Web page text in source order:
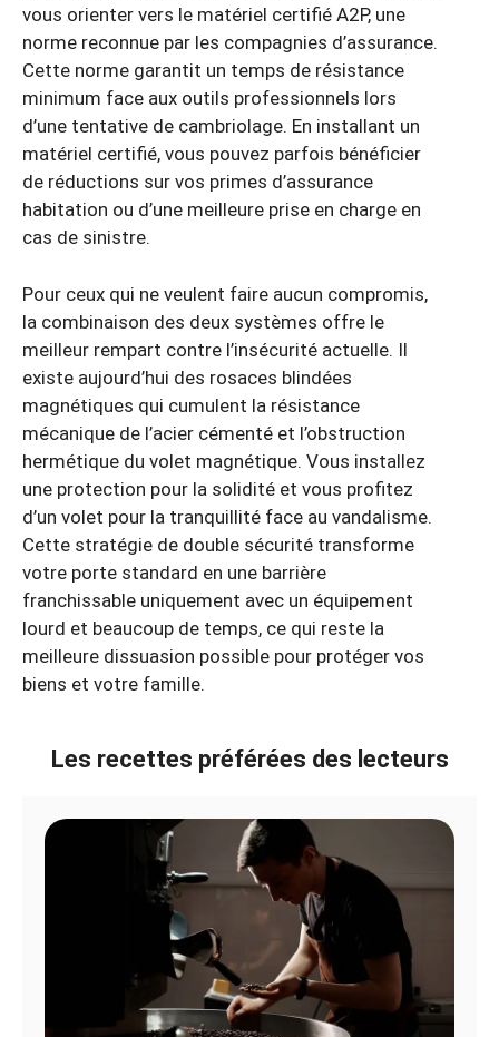
vous orienter vers le matériel certifié A2P, une
norme reconnue par les compagnies d’assurance.
Cette norme garantit un temps de résistance
minimum face aux outils professionnels lors
d’une tentative de cambriolage. En installant un
matériel certifié, vous pouvez parfois bénéficier
de réductions sur vos primes d’assurance
habitation ou d’une meilleure prise en charge en
cas de sinistre.
Pour ceux qui ne veulent faire aucun compromis,
la combinaison des deux systèmes offre le
meilleur rempart contre l’insécurité actuelle. Il
existe aujourd’hui des rosaces blindées
magnétiques qui cumulent la résistance
mécanique de l’acier cémenté et l’obstruction
hermétique du volet magnétique. Vous installez
une protection pour la solidité et vous profitez
d’un volet pour la tranquillité face au vandalisme.
Cette stratégie de double sécurité transforme
votre porte standard en une barrière
franchissable uniquement avec un équipement
lourd et beaucoup de temps, ce qui reste la
meilleure dissuasion possible pour protéger vos
biens et votre famille.
Les recettes préférées des lecteurs